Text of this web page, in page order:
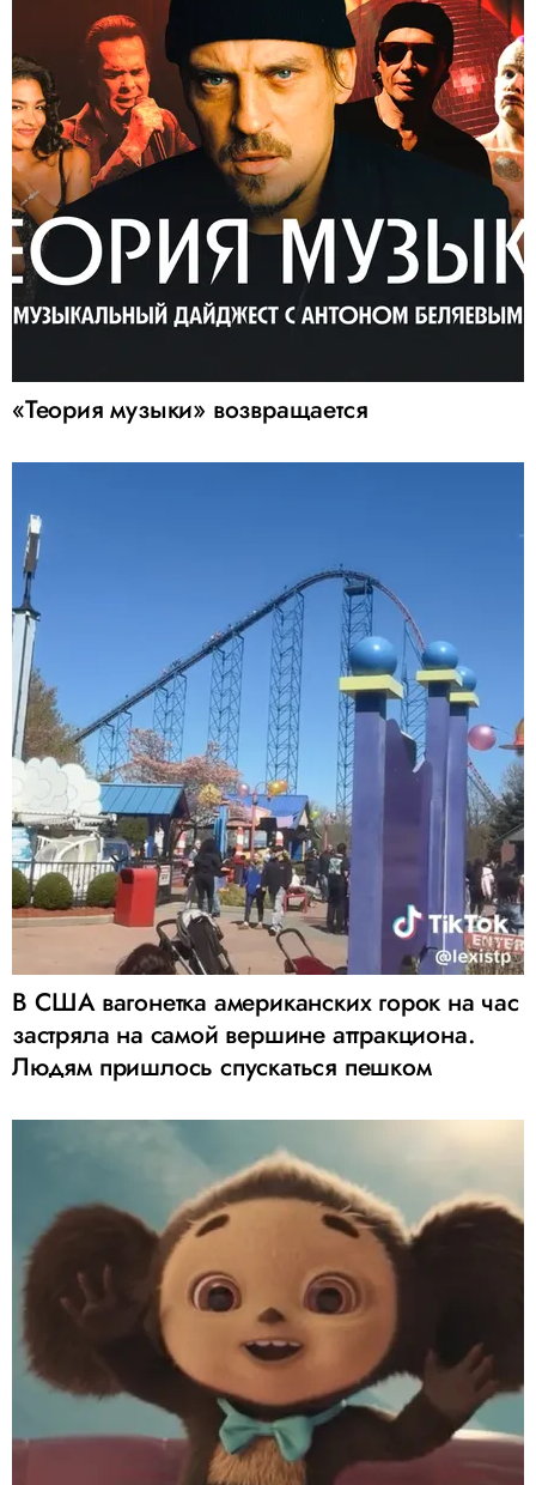
«Теория музыки» возвращается
В США вагонетка американских горок на час
застряла на самой вершине аттракциона.
Людям пришлось спускаться пешком